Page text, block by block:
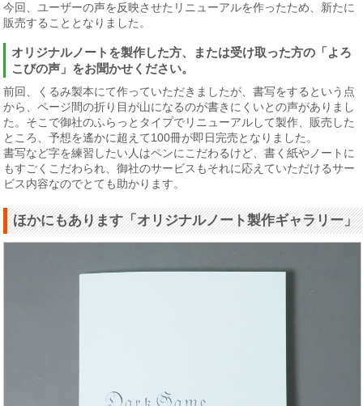
今回、ユーザーの声を反映させたリニューアルを作ったため、新たに
販売することとなりました。
オリジナルノートを製作した方、または受け取った方の「よろ
こびの声」をお聞かせください。
前回、くるみ製本にて作っていただきましたが、書写をするという点
から、ページ間の折り目が山になるのが書きにくいとの声がありまし
た。そこで御社のふらっとタイプでリニューアルして製作、販売した
ところ、予想を遙かに超えて100冊が即日完売となりました。
書写など字を練習したい人はペンにこだわるけど、書く紙やノートに
もすごくこだわられ、御社のサービスもそれに応えていただけるサー
ビス内容なのでとても助かります。
ほかにもあります「オリジナルノート製作ギャラリー」